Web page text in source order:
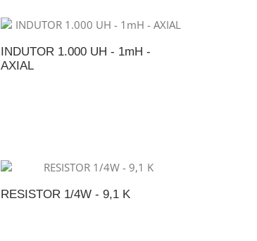
INDUTOR 1.000 UH - 1mH -
AXIAL
RESISTOR 1/4W - 9,1 K